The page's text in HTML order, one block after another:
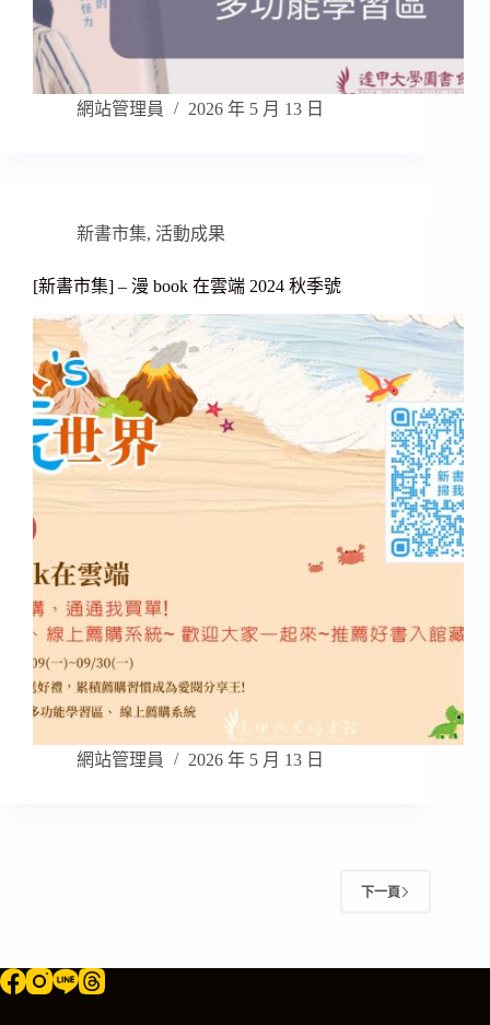
網站管理員 2026 年 5 月 13 日
新書市集, 活動成果
[新書市集] – 漫 book 在雲端 2024 秋季號
網站管理員 2026 年 5 月 13 日
下一頁